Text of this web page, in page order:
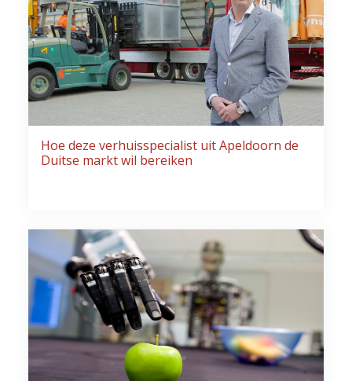
Hoe deze verhuisspecialist uit Apeldoorn de
Duitse markt wil bereiken